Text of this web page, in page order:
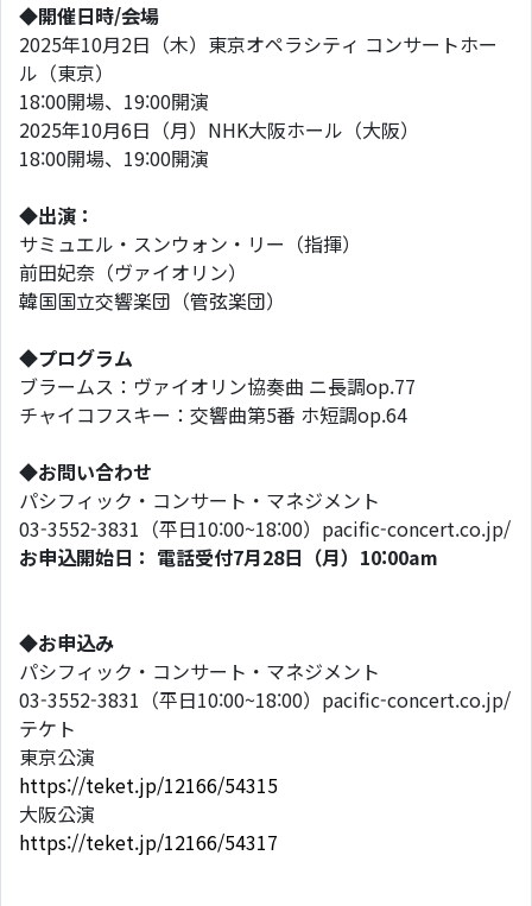
◆開催日時/会場
2025年10月2日（木）東京オペラシティ コンサートホー
ル（東京）
18:00開場、19:00開演
2025年10月6日（月）NHK大阪ホール（大阪）
18:00開場、19:00開演
◆出演：
サミュエル・スンウォン・リー（指揮）
前田妃奈（ヴァイオリン）
韓国国立交響楽団（管弦楽団）
◆プログラム
ブラームス：ヴァイオリン協奏曲 ニ長調op.77
チャイコフスキー：交響曲第5番 ホ短調op.64
◆お問い合わせ
パシフィック・コンサート・マネジメント
03-3552-3831（平日10:00~18:00）pacific-concert.co.jp/
お申込開始日： 電話受付7月28日（月）10:00am
◆お申込み
パシフィック・コンサート・マネジメント
03-3552-3831（平日10:00~18:00）pacific-concert.co.jp/
テケト
東京公演
https://teket.jp/12166/54315
大阪公演
https://teket.jp/12166/54317